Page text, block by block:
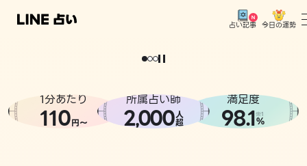
占い記事 今日の運勢
相談事例
どうせなら
。
1分あたり
110円〜
所属占い師
2,000人
超
満足度
98.1※1
%